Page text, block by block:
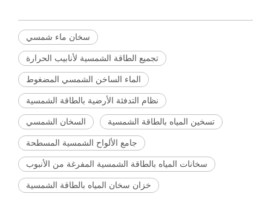
سخان ماء شمسي
تجميع الطاقة الشمسية لأنابيب الحرارة
الماء الساخن الشمسي المضغوط
نظام التدفئة الأرضية بالطاقة الشمسية
السخان الشمسي تسخين المياه بالطاقة الشمسية
جامع الألواح الشمسية المسطحة
سخانات المياه بالطاقة الشمسية المفرغة من الأنبوب
خزان سخان المياه بالطاقة الشمسية